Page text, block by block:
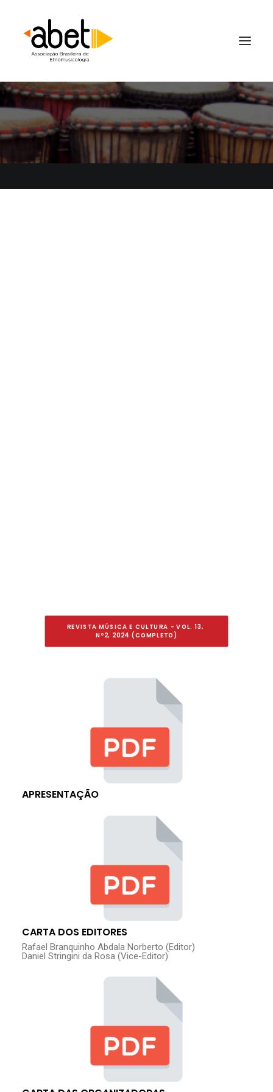
Revista Música e Cultura
REVISTA MÚSICA E CULTURA - VOL. 13,
Nº2, 2024 (COMPLETO)
APRESENTAÇÃO
CARTA DOS EDITORES
Rafael Branquinho Abdala Norberto (Editor)
Daniel Stringini da Rosa (Vice-Editor)